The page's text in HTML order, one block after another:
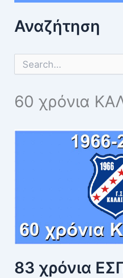
Αναζήτηση
c
h
o
60 χρόνια
83 χρόνια